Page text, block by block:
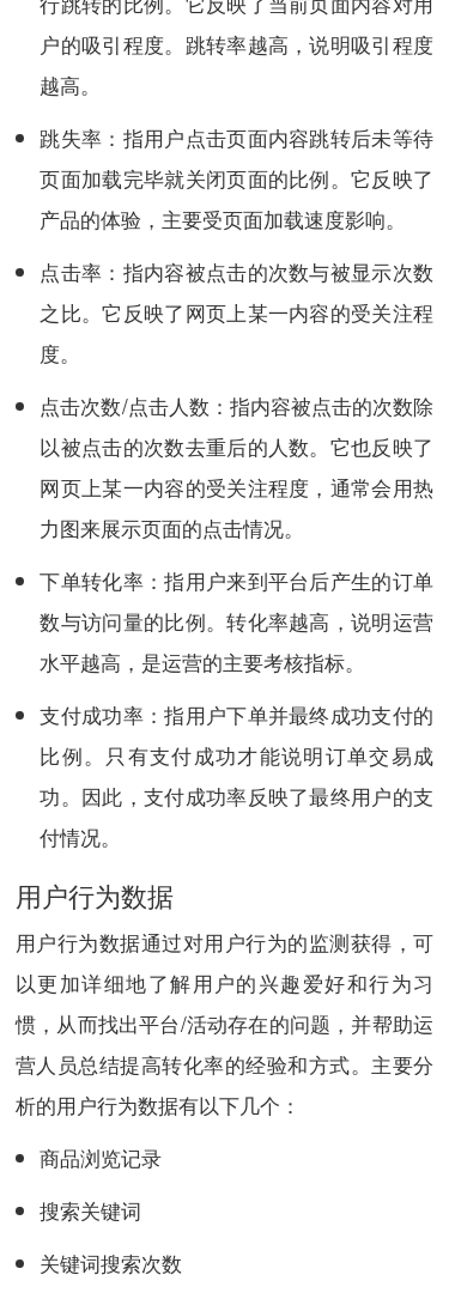
户的吸引程度。跳转率越高，说明吸引程度
越高。
跳失率：指用户点击页面内容跳转后未等待
页面加载完毕就关闭页面的比例。它反映了
产品的体验，主要受页面加载速度影响。
点击率：指内容被点击的次数与被显示次数
之比。它反映了网页上某一内容的受关注程
度。
点击次数/点击人数：指内容被点击的次数除
以被点击的次数去重后的人数。它也反映了
网页上某一内容的受关注程度，通常会用热
力图来展示页面的点击情况。
下单转化率：指用户来到平台后产生的订单
数与访问量的比例。转化率越高，说明运营
水平越高，是运营的主要考核指标。
支付成功率：指用户下单并最终成功支付的
比例。只有支付成功才能说明订单交易成
功。因此，支付成功率反映了最终用户的支
付情况。
用户行为数据
用户行为数据通过对用户行为的监测获得，可
以更加详细地了解用户的兴趣爱好和行为习
惯，从而找出平台/活动存在的问题，并帮助运
营人员总结提高转化率的经验和方式。主要分
析的用户行为数据有以下几个：
商品浏览记录
搜索关键词
关键词搜索次数